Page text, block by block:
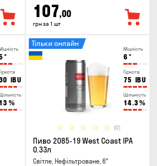
107,00
грн за 1 шт
°
IBU
13 %
Міцність
6 °
Гіркота
75 IBU
Щільність
14.3%
(0)
Тільки онлайн
Пиво 2085-19 West Coast IPA
0.33л
Світле, Нефільтроване, 6°